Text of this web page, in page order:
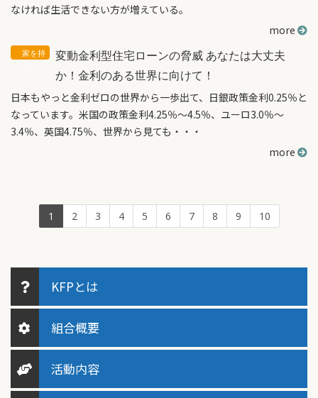
なければ生活できない方が増えている。
more
変動金利型住宅ローンの脅威 あなたは大丈夫
か！金利のある世界に向けて！
日本もやっと金利ゼロの世界から一歩出て、日銀政策金利0.25％と
なっています。米国の政策金利4.25％～4.5％、ユーロ3.0％～
3.4％、英国4.75％、世界から見ても・・・
more
1 2 3 4 5 6 7 8 9 10
KFPとは
組合概要
活動内容